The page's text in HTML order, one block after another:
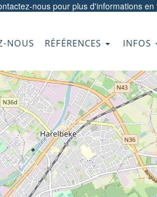
nouspour plus d'informations en
NOUS RÉFÉRENCES INFOS